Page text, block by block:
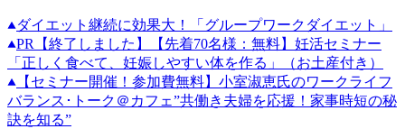
ダイエット継続に効果大！「グループワークダイエット」
PR
【終了しました】【先着70名様：無料】妊活セミナー
「正しく食べて、妊娠しやすい体を作る」（お土産付き）
【セミナー開催！参加費無料】小室淑恵氏のワークライフ
バランス･トーク＠カフェ”共働き夫婦を応援！家事時短の秘
訣を知る”